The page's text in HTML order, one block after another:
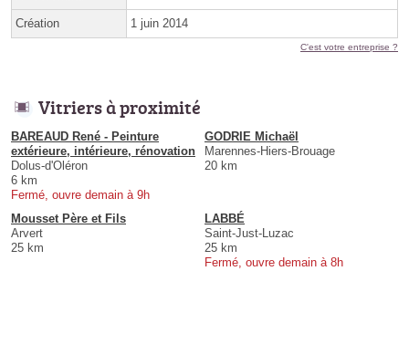
Création 1 juin 2014
C'est votre entreprise ?
Vitriers à proximité
BAREAUD René - Peinture
extérieure, intérieure, rénovation
Dolus-d'Oléron
6 km
Fermé, ouvre demain à 9h
GODRIE Michaël
Marennes-Hiers-Brouage
20 km
Mousset Père et Fils
Arvert
25 km
LABBÉ
Saint-Just-Luzac
25 km
Fermé, ouvre demain à 8h